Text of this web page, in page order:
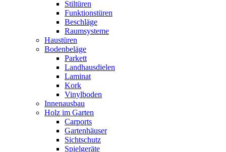
Stiltüren
Funktionstüren
Beschläge
Raumsysteme
Haustüren
Bodenbeläge
Parkett
Landhausdielen
Laminat
Kork
Vinylboden
Innenausbau
Holz im Garten
Carports
Gartenhäuser
Sichtschutz
Spielgeräte